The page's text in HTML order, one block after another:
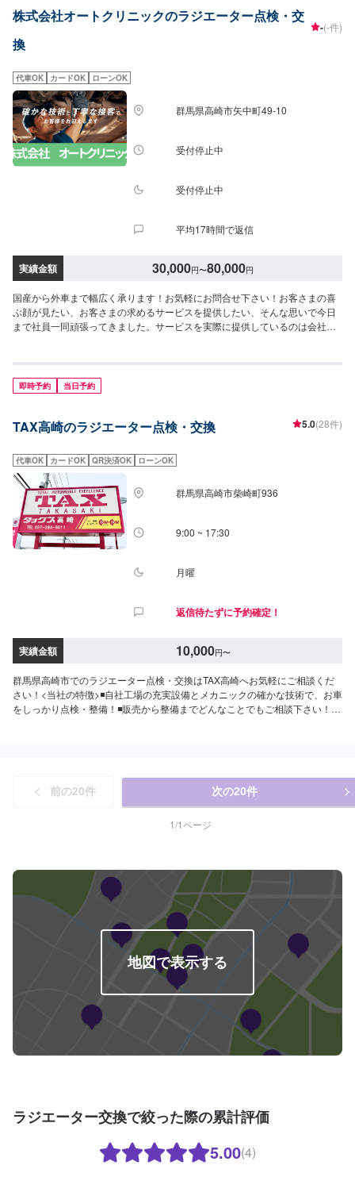
株式会社オートクリニックのラジエーター点検・交
換
-(-件)
代車OK カードOK ローンOK
群馬県高崎市矢中町49-10
受付停止中
受付停止中
平均17時間で返信
実績金額 30,000円〜80,000円
国産から外車まで幅広く承ります！お気軽にお問合せ下さい！お客さまの喜
ぶ顔が見たい、お客さまの求めるサービスを提供したい、そんな思いで今日
まで社員一同頑張ってきました。サービスを実際に提供しているのは会社を
感謝の気持ちを忘れずに、お客さま第一を考えた必要とされるサービスを提
供できるよう努力し続け、成長を続ける会社でありたいと願っております。
おクルマの事ならどんな事でもお任せ下さい！-----------------------------------------
得いただければ作業開始【4】仕上がり次第納車-----納期について-----納期は
め、ご了承ください。-----代車について-----無料の代車をご用意しています。
お車の作業中は代車をご利用ください。※代車の燃料代はお客様にご負担いた
だいております。-----ご来店時の注意、受付方法-----倉賀野バイパスを高崎方
面に進み、宮原町交差点を北（高崎/島野町方面）に曲がり直進すると約500
メートルで左手の交差点角に当店があります。入庫の際はお気をつけてお越
しください。駐車スペースは事務所前の空いているスペースに駐車してくだ
さい。受付はスタッフへ「メンテモで予約しました」とお伝えください。ご
即時予約 当日予約
TAX高崎のラジエーター点検・交換 5.0(28件)
代車OK カードOK QR決済OK ローンOK
群馬県高崎市柴崎町936
9:00 ~ 17:30
月曜
返信待たずに予約確定！
実績金額 10,000円〜
群馬県高崎市でのラジエーター点検・交換はTAX高崎へお気軽にご相談くだ
さい！<当社の特徴>◾自社工場の充実設備とメカニックの確かな技術で、お車
をしっかり点検・整備！◾販売から整備までどんなことでもご相談下さい！
お見積り【3】お見積りにご納得いただければ作業開始【4】仕上がり次第納
車-----納期について-----納期は通常1日～2日程度で納車となります。(要相談)
納期は前後する場合がございます。予めご了承ください。-----代車について---
--無料の代車をご用意しています。お車の作業中は代車をご利用ください。※
予約しました」とお伝えください。ご案内いたします。【定休日・営業時
間】定休日：月曜日営業時間：9:00~19:00※日曜日のみ9:00~18:00
前の20件 次の20件
1/1ページ
地図で表示する
ラジエーター交換で絞った際の累計評価
5.00(4)